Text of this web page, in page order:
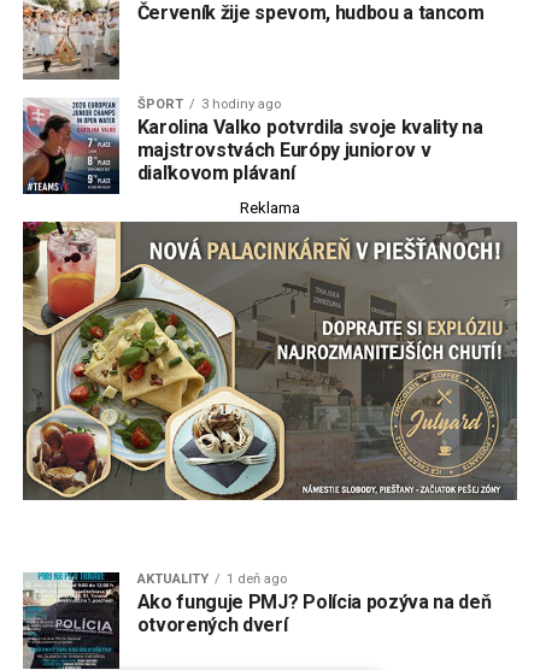
Červeník žije spevom, hudbou a tancom
ŠPORT 3 hodiny ago
Karolina Valko potvrdila svoje kvality na
majstrovstvách Európy juniorov v
diaľkovom plávaní
Reklama
AKTUALITY 1 deň ago
Ako funguje PMJ? Polícia pozýva na deň
otvorených dverí